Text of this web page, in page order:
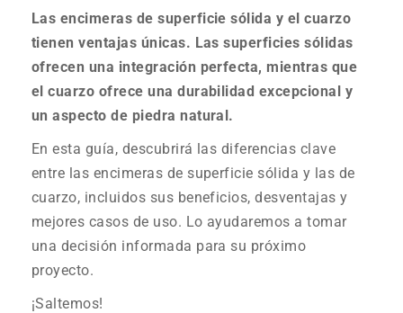
Las encimeras de superficie sólida y el cuarzo
tienen ventajas únicas. Las superficies sólidas
ofrecen una integración perfecta, mientras que
el cuarzo ofrece una durabilidad excepcional y
un aspecto de piedra natural.
En esta guía, descubrirá las diferencias clave
entre las encimeras de superficie sólida y las de
cuarzo, incluidos sus beneficios, desventajas y
mejores casos de uso. Lo ayudaremos a tomar
una decisión informada para su próximo
proyecto.
¡Saltemos!